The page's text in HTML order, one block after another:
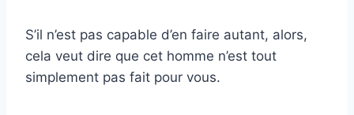
S’il n’est pas capable d’en faire autant, alors,
cela veut dire que cet homme n’est tout
simplement pas fait pour vous.